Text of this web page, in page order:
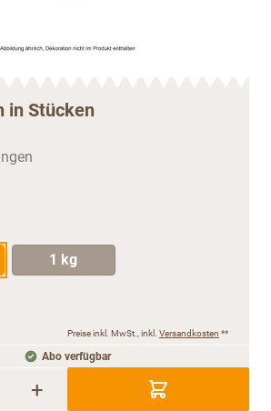
in Stücken
1 kg
Preise inkl. MwSt., inkl. Versandkosten **
Abo verfügbar
+